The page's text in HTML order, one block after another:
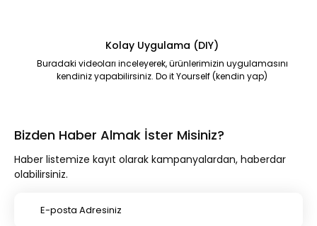
Kolay Uygulama (DIY)
Buradaki videoları inceleyerek, ürünlerimizin uygulamasını
kendiniz yapabilirsiniz. Do it Yourself (kendin yap)
Bizden Haber Almak İster Misiniz?
Haber listemize kayıt olarak kampanyalardan, haberdar
olabilirsiniz.